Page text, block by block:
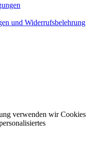
und Widerrufsbelehrung
verwenden wir Cookies